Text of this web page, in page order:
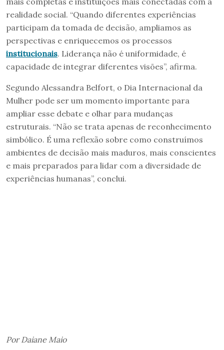
realidade social. “Quando diferentes experiências
participam da tomada de decisão, ampliamos as
perspectivas e enriquecemos os processos
institucionais. Liderança não é uniformidade, é
capacidade de integrar diferentes visões”, afirma.
Segundo Alessandra Belfort, o Dia Internacional da
Mulher pode ser um momento importante para
ampliar esse debate e olhar para mudanças
estruturais. “Não se trata apenas de reconhecimento
simbólico. É uma reflexão sobre como construímos
ambientes de decisão mais maduros, mais conscientes
e mais preparados para lidar com a diversidade de
experiências humanas”, conclui.
Por Daiane Maio